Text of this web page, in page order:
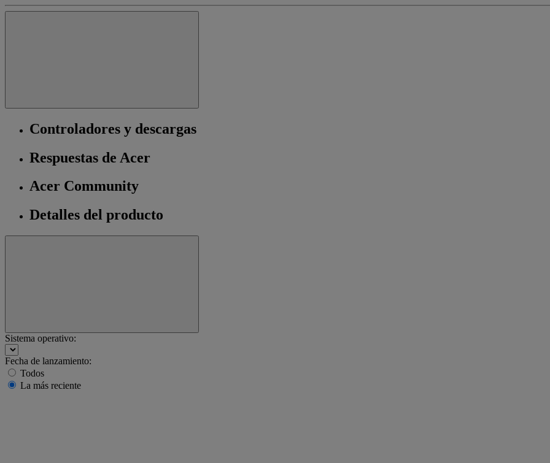
Controladores y descargas
Respuestas de Acer
Acer Community
Detalles del producto
Sistema operativo:
Fecha de lanzamiento:
Todos
La más reciente